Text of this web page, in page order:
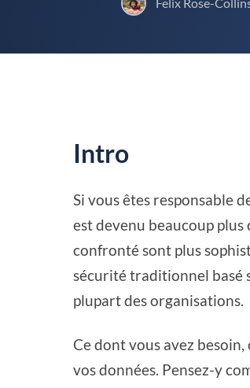
Intro
Si vous êtes responsable
est devenu beaucoup plus
confronté sont plus
sécurité traditionnel basé
plupart des organisations.
Ce dont vous avez besoin,
vos données. Pensez-y